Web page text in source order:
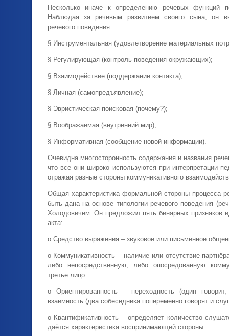
Несколько иначе к определению речевых функций
Наблюдая за речевым развитием своего сына, он
речевого поведения:
§ Инструментальная (удовлетворение материальных
§ Регулирующая (контроль поведения окружающих);
§ Взаимодействие (поддержание контакта);
§ Личная (самопредъявление);
§ Эвристическая поисковая (почему?);
§ Воображаемая (внутренний мир);
§ Информативная (сообщение новой информации).
Очевидна многосторонность содержания и названия
что все они широко используются при интерпретации
отражая разные стороны коммуникативного
Общая характеристика формальной стороны процесса
быть дана на основе типологии речевого поведения
Холодовичем. Он предложил пять бинарных признаков
акта:
o Средство выражения – звуковое или письменное
o Коммуникативность – наличие или отсутствие
либо непосредственную, либо опосредованную
третье лицо.
o Ориентированность – переходность (один
взаимность (два собеседника попеременно говорят и
o Квантификативность – определяет количество
даётся характеристика воспринимающей стороны.